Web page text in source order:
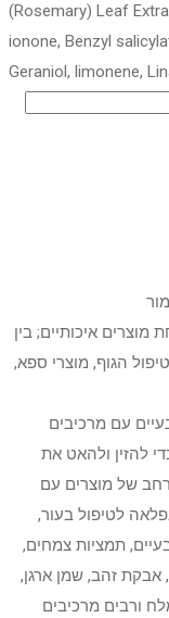
(Rosemary) Leaf
ionone, Benzyl
Geraniol, limonene,
איכותיים; בין
הגוף, מוצרי ספא,
עם מרכיבים
להזין ולהאט את
של מוצרים עם
לטיפול בעור,
תמציות צמחים,
אבקת זהב, שמן ארגן,
ורבים מרכיבים